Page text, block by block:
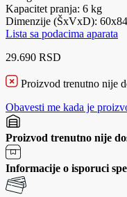
Kapacitet pranja: 6 kg
Dimenzije (ŠxVxD):
Lista sa podacima aparata
29.690 RSD
Proizvod trenutno nije
Obavesti me kada je
Proizvod trenutno nije
Informacije o isporuci